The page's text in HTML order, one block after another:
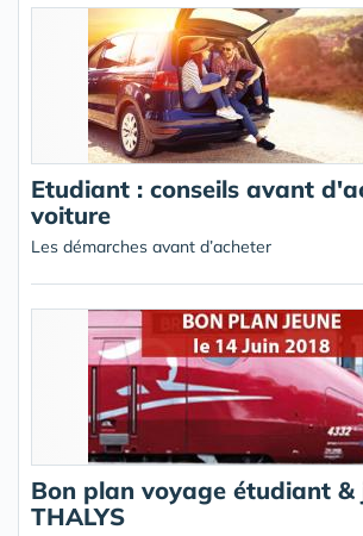
Etudiant : conseils avant
voiture
Les démarches avant d’acheter
Bon plan voyage étudiant &
THALYS